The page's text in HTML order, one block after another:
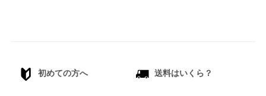
初めての方へ 送料はいくら？